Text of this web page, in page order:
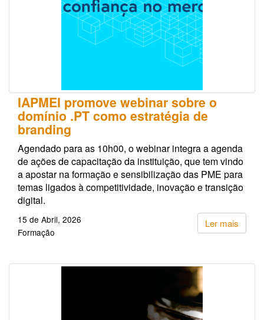
IAPMEI promove webinar sobre o
domínio .PT como estratégia de
branding
Agendado para as 10h00, o webinar integra a agenda
de ações de capacitação da instituição, que tem vindo
a apostar na formação e sensibilização das PME para
temas ligados à competitividade, inovação e transição
digital.
Ler mais
15 de Abril, 2026
Formação